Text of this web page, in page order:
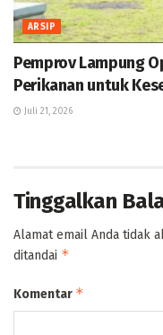
ARSIP
Pemprov Lampung
Perikanan untuk
Juli 21, 2026
Tinggalkan
Alamat email Anda tidak
ditandai *
Komentar *